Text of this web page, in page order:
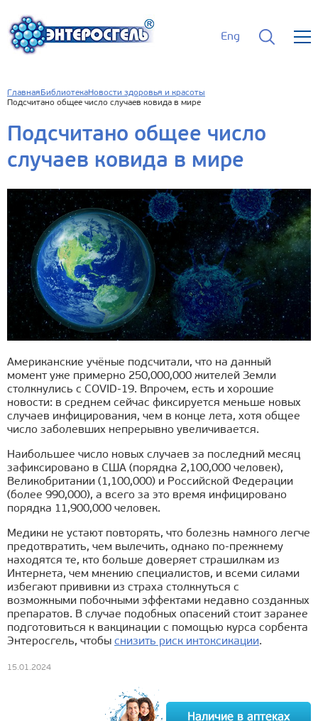
Eng
Главная БиблиотекаНовости здоровья и красоты
Подсчитано общее число случаев ковида в мире
Подсчитано общее число
случаев ковида в мире
Американские учёные подсчитали, что на данный
момент уже примерно 250,000,000 жителей Земли
столкнулись с COVID-19. Впрочем, есть и хорошие
новости: в среднем сейчас фиксируется меньше новых
случаев инфицирования, чем в конце лета, хотя общее
число заболевших непрерывно увеличивается.
Наибольшее число новых случаев за последний месяц
зафиксировано в США (порядка 2,100,000 человек),
Великобритании (1,100,000) и Российской Федерации
(более 990,000), а всего за это время инфицировано
порядка 11,900,000 человек.
Медики не устают повторять, что болезнь намного легче
предотвратить, чем вылечить, однако по-прежнему
находятся те, кто больше доверяет страшилкам из
Интернета, чем мнению специалистов, и всеми силами
избегают прививки из страха столкнуться с
возможными побочными эффектами недавно созданных
препаратов. В случае подобных опасений стоит заранее
подготовиться к вакцинации с помощью курса сорбента
Энтеросгель, чтобы снизить риск интоксикации.
15.01.2024